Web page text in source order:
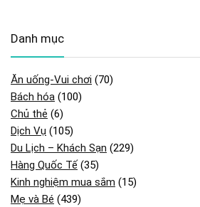
Danh mục
Ăn uống-Vui chơi (70)
Bách hóa (100)
Chủ thẻ (6)
Dịch Vụ (105)
Du Lịch – Khách Sạn (229)
Hàng Quốc Tế (35)
Kinh nghiệm mua sắm (15)
Mẹ và Bé (439)